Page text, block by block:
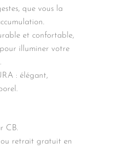
que vous la
et confortable,
illuminer votre
: élégant,
CB.
ou retrait gratuit en